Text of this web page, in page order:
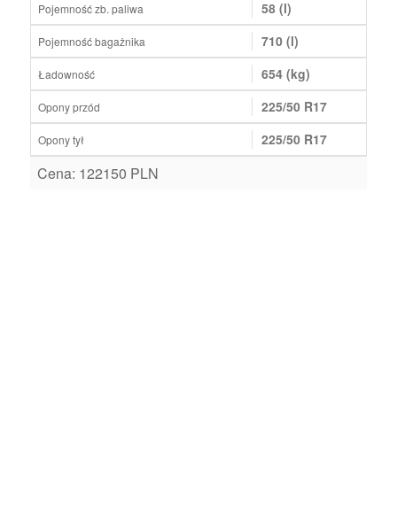
Pojemność zb. paliwa 58 (l)
Pojemność bagażnika 710 (l)
Ładowność 654 (kg)
Opony przód 225/50 R17
Opony tył 225/50 R17
Cena: 122150 PLN